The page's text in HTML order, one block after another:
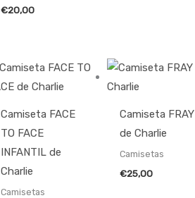
€20,00
Camiseta FACE
TO FACE
INFANTIL de
Charlie
Camisetas
Camiseta FRAY
de Charlie
Camisetas
€25,00